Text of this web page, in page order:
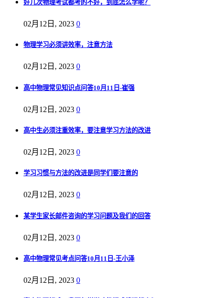
好几次物理考试都考的不好，到底怎么学呢？
02月12日, 2023 0
物理学习必须讲效率，注意方法
02月12日, 2023 0
高中物理常见知识点问答10月11日-崔强
02月12日, 2023 0
高中生必须注重效率，要注意学习方法的改进
02月12日, 2023 0
学习习惯与方法的改进是同学们要注意的
02月12日, 2023 0
某学生家长邮件咨询的学习问题及我们的回答
02月12日, 2023 0
高中物理常见考点问答10月11日-王小泽
02月12日, 2023 0